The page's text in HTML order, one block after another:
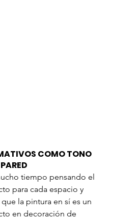
COMO TONO
tiempo pensando el
para cada espacio y
la pintura en sí es un
en decoración de